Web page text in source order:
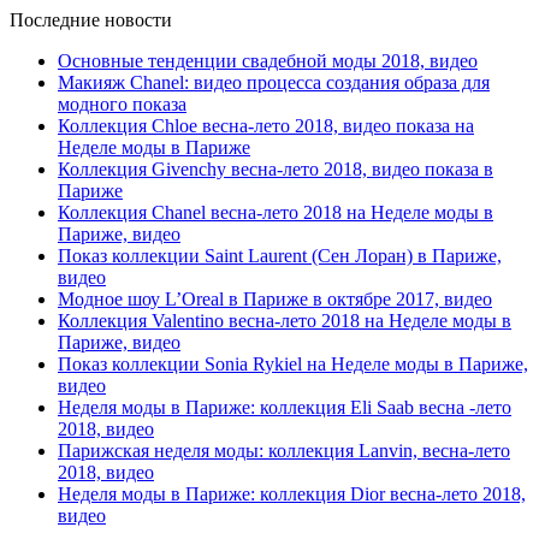
Последние новости
Основные тенденции свадебной моды 2018, видео
Макияж Chanel: видео процесса создания образа для
модного показа
Коллекция Chloe весна-лето 2018, видео показа на
Неделе моды в Париже
Коллекция Givenchy весна-лето 2018, видео показа в
Париже
Коллекция Chanel весна-лето 2018 на Неделе моды в
Париже, видео
Показ коллекции Saint Laurent (Сен Лоран) в Париже,
видео
Модное шоу L’Oreal в Париже в октябре 2017, видео
Коллекция Valentino весна-лето 2018 на Неделе моды в
Париже, видео
Показ коллекции Sonia Rykiel на Неделе моды в Париже,
видео
Неделя моды в Париже: коллекция Eli Saab весна -лето
2018, видео
Парижская неделя моды: коллекция Lanvin, весна-лето
2018, видео
Неделя моды в Париже: коллекция Dior весна-лето 2018,
видео